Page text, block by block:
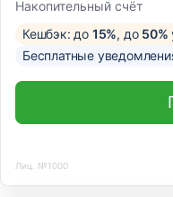
Накопительный счёт
Кешбэк: до 15%, до 50%
Бесплатные
Лиц. №1000